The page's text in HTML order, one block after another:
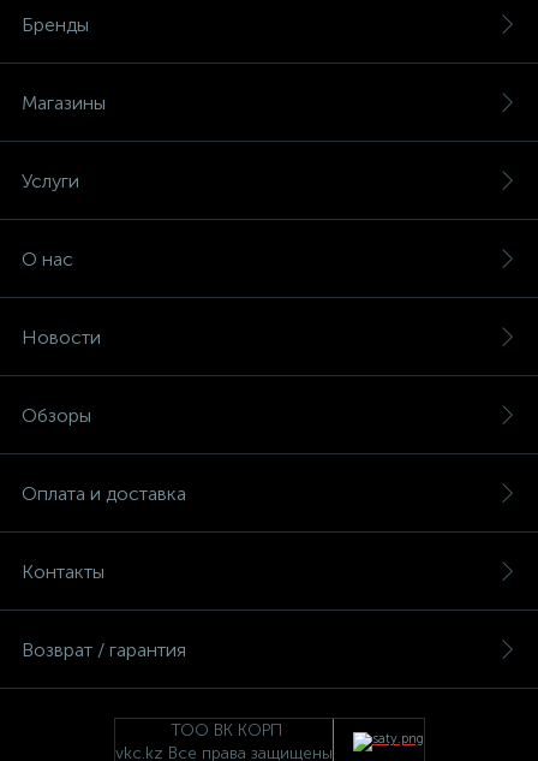
Бренды
Магазины
Услуги
О нас
Новости
Обзоры
Оплата и доставка
Контакты
Возврат / гарантия
ТОО ВК КОРП
vkc.kz Все права защищены